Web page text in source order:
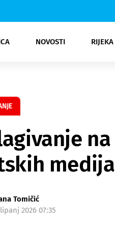
NOVOSTI
Rijeka Opatija
NK
Moda
Kultura
Tomičić
2026 07:35